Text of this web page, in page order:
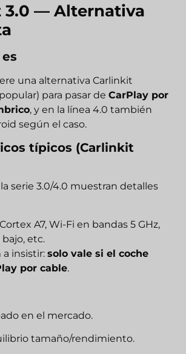
3.0 — Alternativa
una alternativa Carlinkit
para pasar de CarPlay por
, y en la línea 4.0 también
según el caso.
típicos (Carlinkit
serie 3.0/4.0 muestran detalles
A7, Wi-Fi en bandas 5 GHz,
etc.
a insistir: solo vale si el coche
por cable.
en el mercado.
tamaño/rendimiento.